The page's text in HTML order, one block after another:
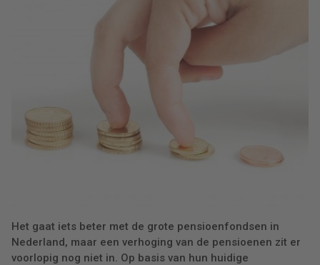
Het gaat iets beter met de grote pensioenfondsen in
Nederland, maar een verhoging van de pensioenen zit er
voorlopig nog niet in. Op basis van hun huidige